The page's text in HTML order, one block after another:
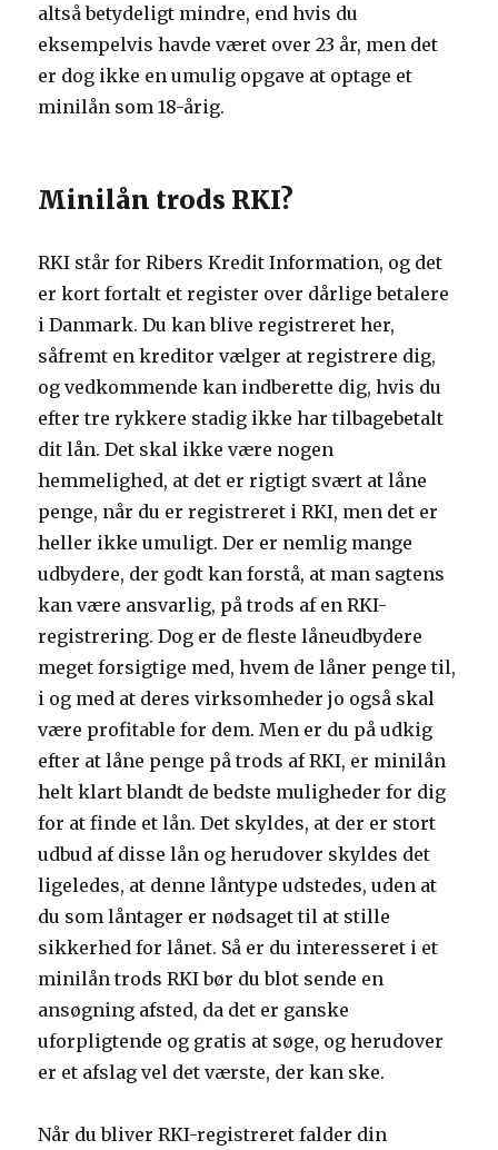
altså betydeligt mindre, end hvis du
eksempelvis havde været over 23 år, men det
er dog ikke en umulig opgave at optage et
minilån som 18-årig.
Minilån trods RKI?
RKI står for Ribers Kredit Information, og det
er kort fortalt et register over dårlige betalere
i Danmark. Du kan blive registreret her,
såfremt en kreditor vælger at registrere dig,
og vedkommende kan indberette dig, hvis du
efter tre rykkere stadig ikke har tilbagebetalt
dit lån. Det skal ikke være nogen
hemmelighed, at det er rigtigt svært at låne
penge, når du er registreret i RKI, men det er
heller ikke umuligt. Der er nemlig mange
udbydere, der godt kan forstå, at man sagtens
kan være ansvarlig, på trods af en RKI-
registrering. Dog er de fleste låneudbydere
meget forsigtige med, hvem de låner penge til,
i og med at deres virksomheder jo også skal
være profitable for dem. Men er du på udkig
efter at låne penge på trods af RKI, er minilån
helt klart blandt de bedste muligheder for dig
for at finde et lån. Det skyldes, at der er stort
udbud af disse lån og herudover skyldes det
ligeledes, at denne låntype udstedes, uden at
du som låntager er nødsaget til at stille
sikkerhed for lånet. Så er du interesseret i et
minilån trods RKI bør du blot sende en
ansøgning afsted, da det er ganske
uforpligtende og gratis at søge, og herudover
er et afslag vel det værste, der kan ske.
Når du bliver RKI-registreret falder din